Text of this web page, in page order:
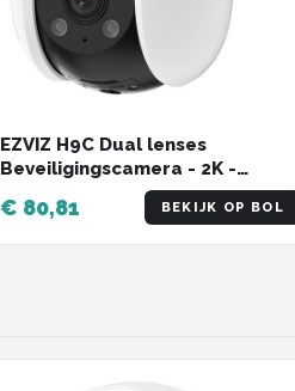
EZVIZ H9C Dual lenses
Beveiligingscamera - 2K -
Buitencamera - Pan & Tilt - Wifi
- Kleur Nachtzicht - Wit
€ 80,81 BEKIJK OP BOL